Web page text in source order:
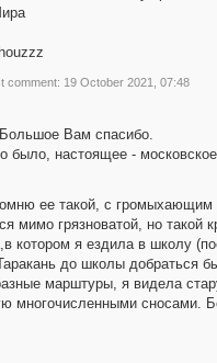
comment: 19 October 2021, 07:48
Вам спасибо.
было, настоящее -
ее такой, с громыхающим
мимо грязноватой, но такой
котором я ездила в школу
до школы добраться
марштуры, я видела
многочисленными сносами.